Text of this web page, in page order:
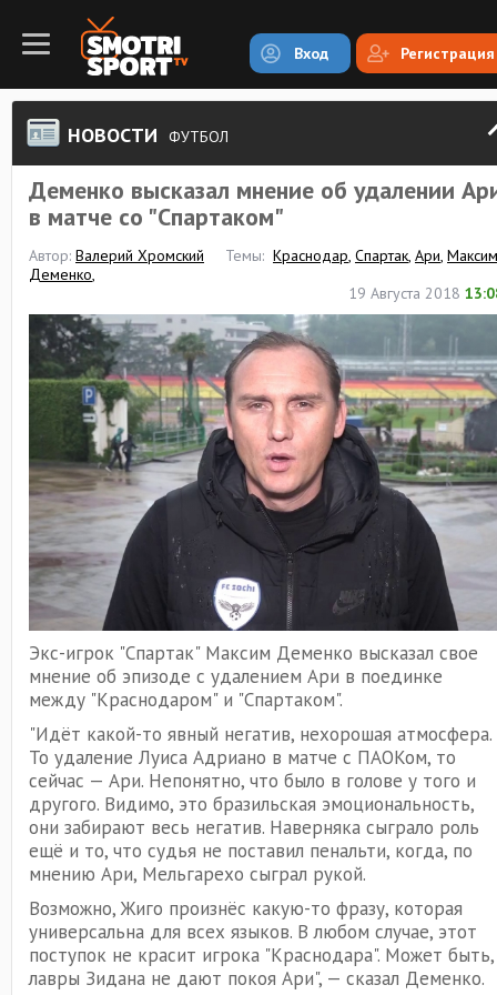
Вход Регистрация
НОВОСТИ ФУТБОЛ
Деменко высказал мнение об удалении
в матче со "Спартаком"
Автор: Валерий Хромский Темы: Краснодар, Спартак, Ари, Максим
Деменко,
19 Августа 2018
Экс-игрок "Спартак" Максим Деменко высказал свое
мнение об эпизоде с удалением Ари в поединке
между "Краснодаром" и "Спартаком".
"Идёт какой-то явный негатив, нехорошая атмосфера.
То удаление Луиса Адриано в матче с ПАОКом, то
сейчас — Ари. Непонятно, что было в голове у того и
другого. Видимо, это бразильская эмоциональность,
они забирают весь негатив. Наверняка сыграло роль
ещё и то, что судья не поставил пенальти, когда, по
мнению Ари, Мельгарехо сыграл рукой.
Возможно, Жиго произнёс какую-то фразу, которая
универсальна для всех языков. В любом случае, этот
поступок не красит игрока "Краснодара". Может быть,
лавры Зидана не дают покоя Ари", — сказал Деменко.